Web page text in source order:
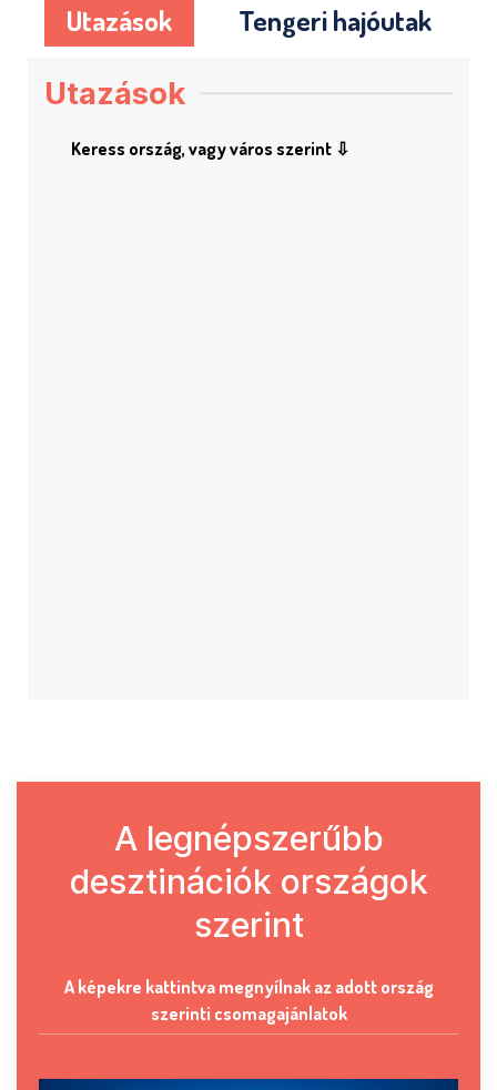
Utazások Tengeri hajóutak
Utazások
Keress ország, vagy város szerint ⇩
A legnépszerűbb
desztinációk országok
szerint
A képekre kattintva megnyílnak az adott ország
szerinti csomagajánlatok